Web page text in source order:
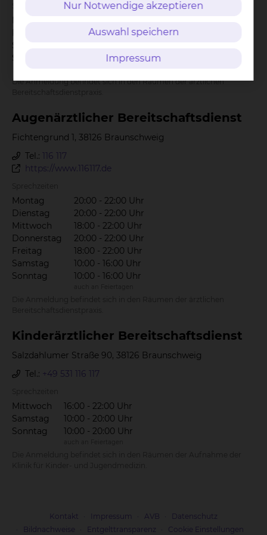
15:00 - 20:00 Uhr
Samstag
Sonntag
10:00 - 18:00 Uhr
Die Anmeldung befindet sich in den Räumen der ärztlichen
Au­gen­ärzt­li­cher Be­reit­schafts­dienst
Fichtengrund 1, 38126 Braunschweig
Tel.: 116 117
https://www.116117.de
Montag
20:00 - 22:00 Uhr
Dienstag
20:00 - 22:00 Uhr
Mittwoch
18:00 - 22:00 Uhr
Donnerstag
20:00 - 22:00 Uhr
Freitag
18:00 - 22:00 Uhr
Samstag
10:00 - 16:00 Uhr
Sonntag
10:00 - 16:00 Uhr
Kin­der­ärzt­li­cher Be­reit­schafts­dienst
Salzdahlumer Straße 90, 38126 Braunschweig
Tel.: +49 531 116 117
Mittwoch
16:00 - 22:00 Uhr
Samstag
10:00 - 20:00 Uhr
Sonntag
10:00 - 20:00 Uhr
Kontakt Impressum AVB
Datenschutz
Bildnachweise
Entgelttransparenz Cookie Einstellungen
Nur Notwendige akzeptieren
Auswahl speichern
Impressum